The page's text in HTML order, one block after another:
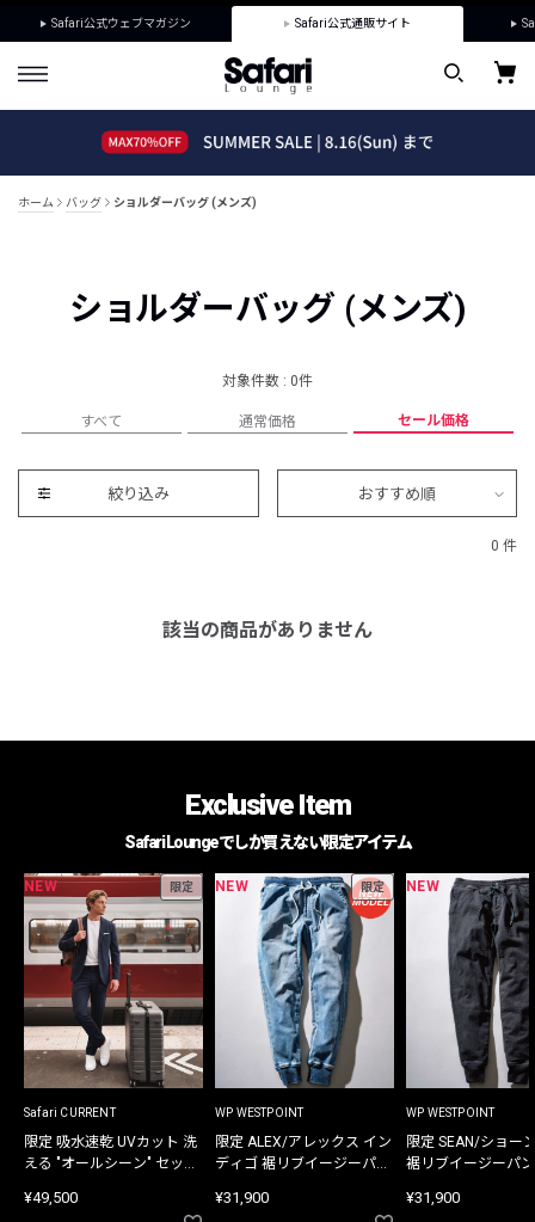
Safari公式ウェブマガジン Safari公式通販サイト
ホーム バッグ ショルダーバッグ (メンズ)
ショルダーバッグ (メンズ)
対象件数 : 0件
すべて 通常価格 セール価格
絞り込み おすすめ順
0 件
該当の商品がありません
Exclusive Item
Safari Loungeでしか買えない限定アイテム
NEW 限定
Safari CURRENT
限定 吸水速乾 UVカット 洗
える "オールシーン" セット
¥49,500
NEW 限定
WP WESTPOINT
限定 ALEX/アレックス イン
ディゴ 裾リブイージーパン
¥31,900
NEW
WP WESTPOINT
限定 SEAN/ショー
裾リブイージーパ
¥31,900